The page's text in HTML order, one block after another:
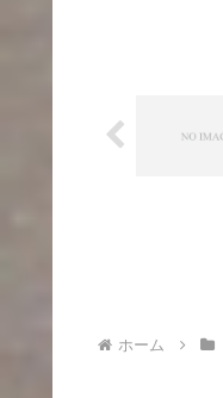
ホーム